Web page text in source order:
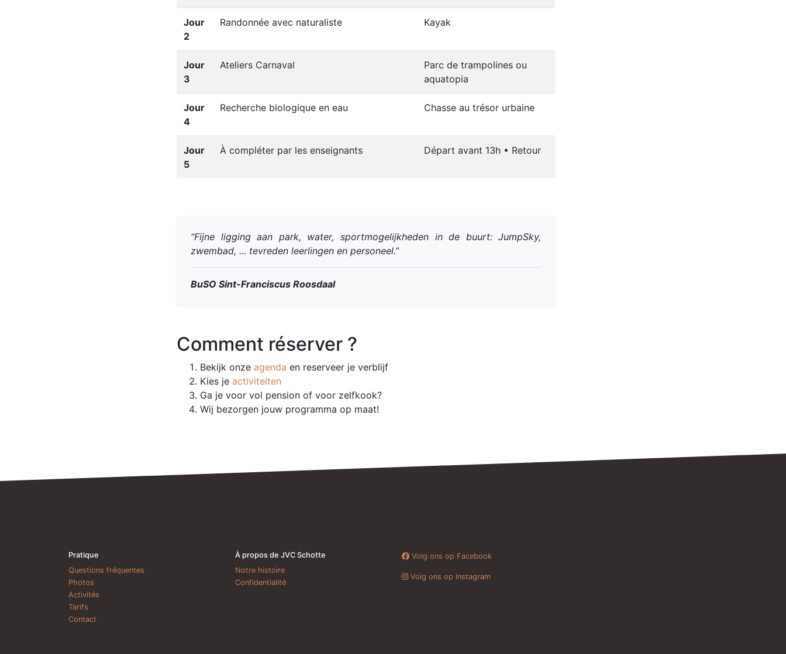
Jour
2
Randonnée avec naturaliste Kayak
Jour
3
Ateliers Carnaval
Parc de trampolines ou
aquatopia
Jour
4
Recherche biologique en eau Chasse au trésor urbaine
Jour
5
À compléter par les enseignants Départ avant 13h • Retour
“Fijne ligging aan park, water, sportmogelijkheden in de buurt: JumpSky,
zwembad, ... tevreden leerlingen en personeel.”
BuSO Sint-Franciscus Roosdaal
Comment réserver ?
Bekijk onze agenda en reserveer je verblijf
Kies je activiteiten
Ga je voor vol pension of voor zelfkook?
Wij bezorgen jouw programma op maat!
Pratique
Questions fréquentes
Photos
Activités
Tarifs
Contact
À propos de JVC Schotte
Notre histoire
Confidentialité
Volg ons op Facebook
Volg ons op Instagram